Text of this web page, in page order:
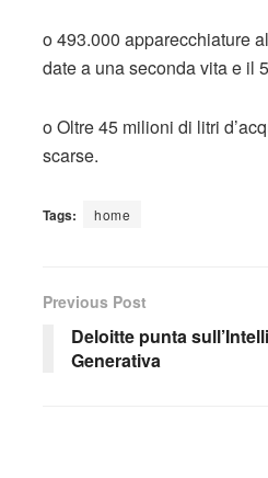
o 493.000 apparecchiature
date a una seconda vita e il
o Oltre 45 milioni di litri
scarse.
Tags: home
Previous Post
Deloitte punta
Generativa